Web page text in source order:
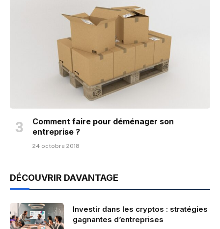
Comment faire pour déménager son
entreprise ?
24 octobre 2018
DÉCOUVRIR DAVANTAGE
Investir dans les cryptos : stratégies
gagnantes d’entreprises